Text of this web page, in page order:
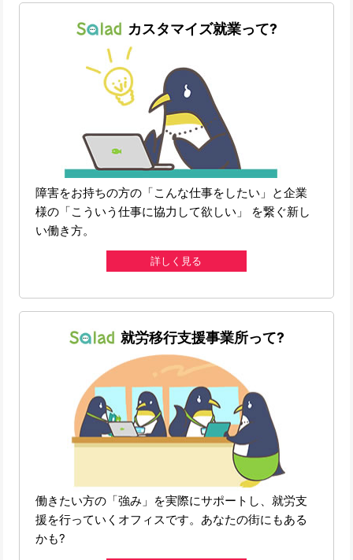
カスタマイズ就業って?
障害をお持ちの方の「こんな仕事をしたい」と企業
様の「こういう仕事に協力して欲しい」 を繋ぐ新し
い働き方。
詳しく見る
就労移行支援事業所って?
働きたい方の「強み」を実際にサポートし、就労支
援を行っていくオフィスです。あなたの街にもある
かも?